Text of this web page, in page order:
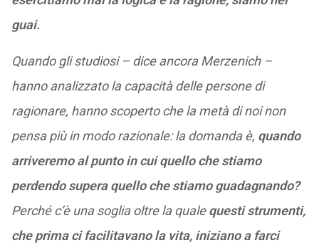
guai.
Quando gli studiosi – dice ancora Merzenich –
hanno analizzato la capacità delle persone di
ragionare, hanno scoperto che la metà di noi non
pensa più in modo razionale: la domanda è, quando
arriveremo al punto in cui quello che stiamo
perdendo supera quello che stiamo guadagnando?
Perché c’è una soglia oltre la qualequesti strumenti,
che prima ci facilitavano la vita, iniziano a farci